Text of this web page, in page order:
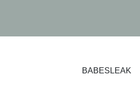
BABESLEAK